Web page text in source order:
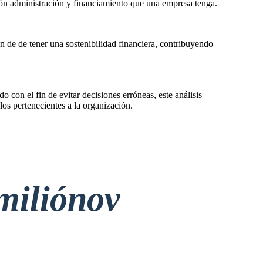
administración y financiamiento que una empresa tenga.
de de tener una sostenibilidad financiera, contribuyendo
con el fin de evitar decisiones erróneas, este análisis
pertenecientes a la organización.